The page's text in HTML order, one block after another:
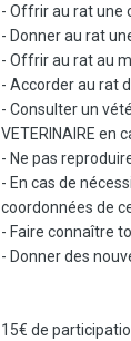
- Offrir au rat une
- Donner au rat
- Offrir au rat au
- Accorder au rat
- Consulter un
VETERINAIRE en
- Ne pas
- En cas de
coordonnées de
- Faire connaître
- Donner des
15€ de